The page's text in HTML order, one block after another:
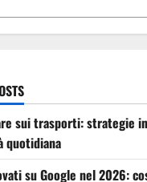
sui trasporti: strategie
quotidiana
su Google nel 2026: